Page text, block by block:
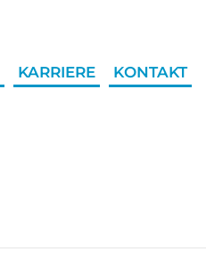
KARRIERE KONTAKT